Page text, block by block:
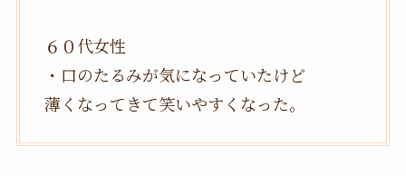
６０代女性
・口のたるみが気になっていたけど
薄くなってきて笑いやすくなった。